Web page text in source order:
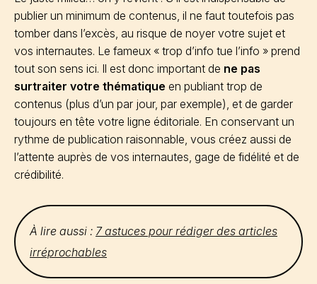
publier un minimum de contenus, il ne faut toutefois pas
tomber dans l’excès, au risque de noyer votre sujet et
vos internautes. Le fameux « trop d’info tue l’info » prend
tout son sens ici. Il est donc important de ne pas
surtraiter votre thématique en publiant trop de
contenus (plus d’un par jour, par exemple), et de garder
toujours en tête votre ligne éditoriale. En conservant un
rythme de publication raisonnable, vous créez aussi de
l’attente auprès de vos internautes, gage de fidélité et de
crédibilité.
À lire aussi : 7 astuces pour rédiger des articles
irréprochables